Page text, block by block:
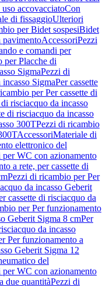
accovacciatoCon
di fissaggioUlteriori
per Bidet sospesiBidet
pavimentoAccessoriPezzi
e comandi per
per Placche di
SigmaPezzi di
SigmaPer cassette
per Per cassette di
di risciacquo da incasso
di risciacquo da incasso
300TPezzi di ricambio
AccessoriMateriale di
elettronico del
WC con azionamento
a rete, per cassette di
Pezzi di ricambio per Per
da incasso Geberit
cassette di risciacquo da
per Per funzionamento
Geberit Sigma 8 cmPer
da incasso
Per funzionamento a
Geberit Sigma 12
del
WC con azionamento
due quantitàPezzi di